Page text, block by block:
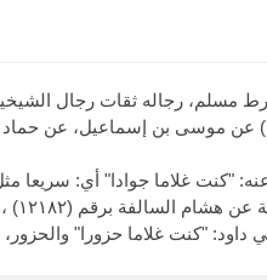
مسلم، رجاله ثقات رجال
"كنت غلاما جوادا" أي: سريعا
أرنبا بمر الظهران، فسعى عليها الغلمان حتى لغبوا، فأدركتها.
داود: "كنت غلاما حزورا"